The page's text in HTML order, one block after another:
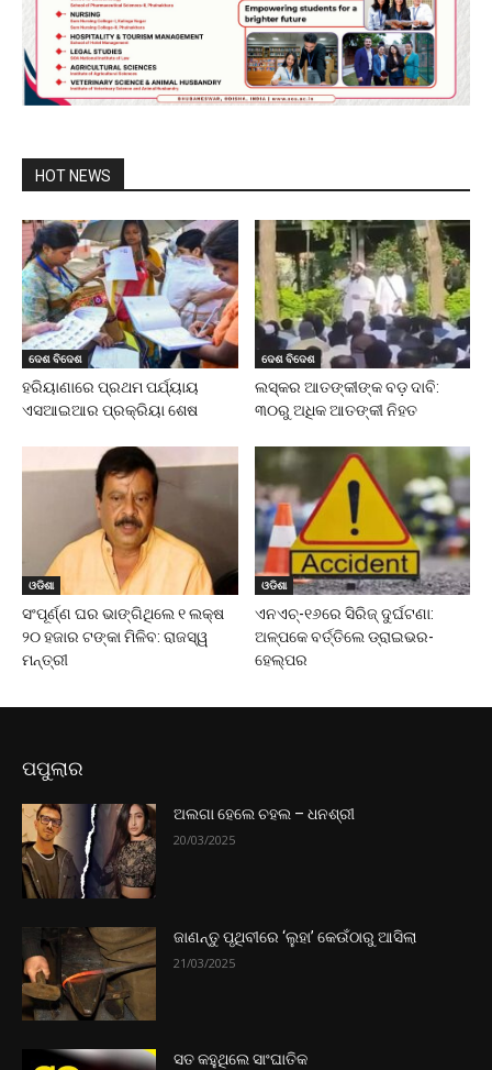
HOT NEWS
ଦେଶ ବିଦେଶ
ହରିୟାଣାରେ ପ୍ରଥମ ପର୍ଯ୍ୟାୟ
ଏସଆଇଆର ପ୍ରକ୍ରିୟା ଶେଷ
ଦେଶ ବିଦେଶ
ଲସ୍କର ଆତଙ୍କୀଙ୍କ ବଡ଼ ଦାବି:
୩୦ରୁ ଅଧିକ ଆତଙ୍କୀ ନିହତ
ଓଡିଶା
ସଂପୂର୍ଣ୍ଣ ଘର ଭାଙ୍ଗିଥିଲେ ୧ ଲକ୍ଷ
୨୦ ହଜାର ଟଙ୍କା ମିଳିବ: ରାଜସ୍ୱ
ମନ୍ତ୍ରୀ
ଓଡିଶା
ଏନଏଚ୍-୧୬ରେ ସିରିଜ୍ ଦୁର୍ଘଟଣା:
ଅଳ୍ପକେ ବର୍ତ୍ତିଲେ ଡ୍ରାଇଭର-
ହେଲ୍ପର
ପପୁଲାର
ଅଲଗା ହେଲେ ଚହଲ – ଧନଶ୍ରୀ
20/03/2025
ଜାଣନ୍ତୁ ପୃଥିବୀରେ ‘ଲୁହା’ କେଉଁଠାରୁ ଆସିଲା
21/03/2025
ସତ କହୁଥିଲେ ସାଂଘାତିକ